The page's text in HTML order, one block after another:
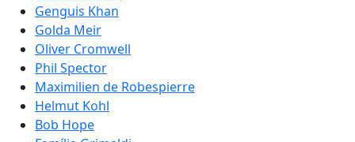
Genguis Khan
Golda Meir
Oliver Cromwell
Phil Spector
Maximilien de Robespierre
Helmut Kohl
Bob Hope